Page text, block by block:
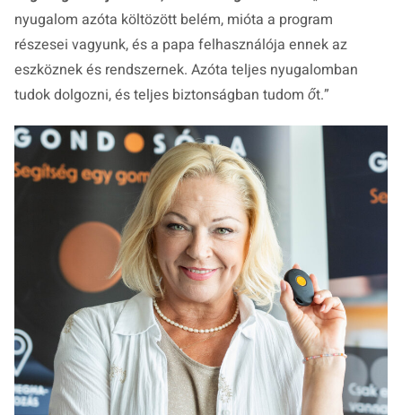
nyugalom azóta költözött belém, mióta a program
részesei vagyunk, és a papa felhasználója ennek az
eszköznek és rendszernek. Azóta teljes nyugalomban
tudok dolgozni, és teljes biztonságban tudom őt.”